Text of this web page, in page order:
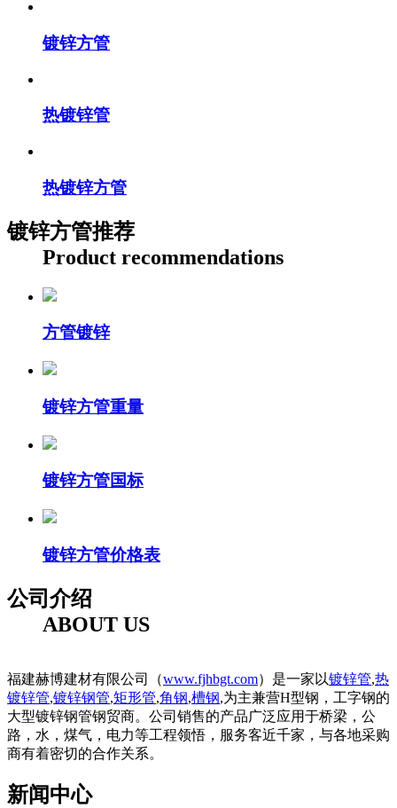
镀锌方管
热镀锌管
热镀锌方管
镀锌方管推荐
Product recommendations
方管镀锌
镀锌方管重量
镀锌方管国标
镀锌方管价格表
公司介绍
ABOUT US
福建赫博建材有限公司（www.fjhbgt.com）是一家以镀锌管,热
镀锌管,镀锌钢管,矩形管,角钢,槽钢,为主兼营H型钢，工字钢的
大型镀锌钢管钢贸商。公司销售的产品广泛应用于桥梁，公
路，水，煤气，电力等工程领悟，服务客近千家，与各地采购
商有着密切的合作关系。
新闻中心